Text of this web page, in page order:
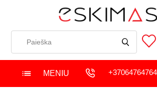
MENIU +37064764764